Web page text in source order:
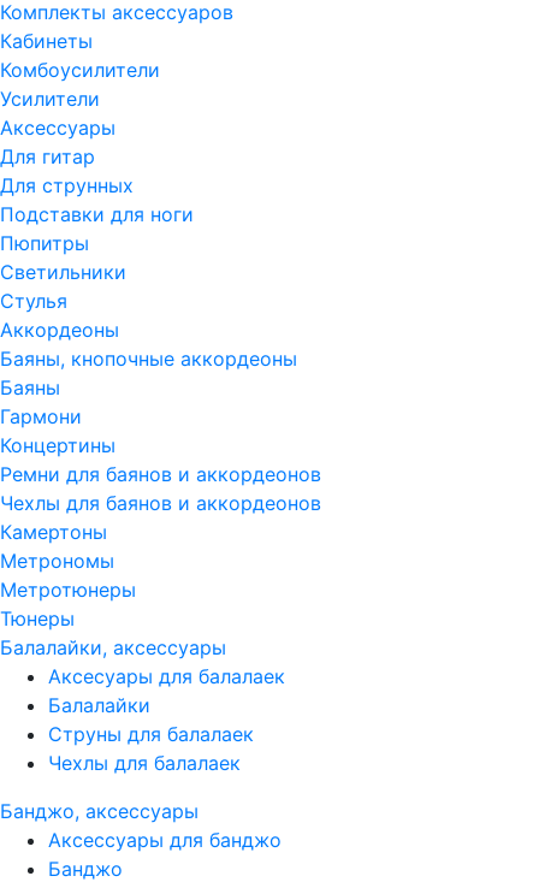
Комплекты аксессуаров
Кабинеты
Комбоусилители
Усилители
Аксессуары
Для гитар
Для струнных
Подставки для ноги
Пюпитры
Светильники
Стулья
Аккордеоны
Баяны, кнопочные аккордеоны
Баяны
Гармони
Концертины
Ремни для баянов и аккордеонов
Чехлы для баянов и аккордеонов
Камертоны
Метрономы
Метротюнеры
Тюнеры
Балалайки, аксессуары
Аксесуары для балалаек
Балалайки
Струны для балалаек
Чехлы для балалаек
Банджо, аксессуары
Аксессуары для банджо
Банджо